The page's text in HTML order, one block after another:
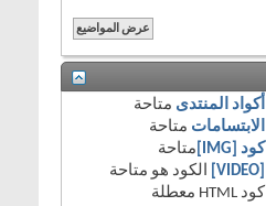
أكواد المنتدى متاحة
الابتسامات متاحة
كود [IMG]
متاحة
الكود هو متاحة
كود HTML
معطلة